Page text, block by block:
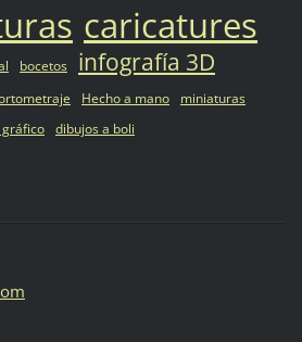
caricatures
bocetos
infografía 3D
Hecho a mano
miniaturas
dibujos a boli